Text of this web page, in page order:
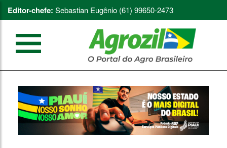
Editor-chefe: Sebastian Eugênio (61) 99650-2473